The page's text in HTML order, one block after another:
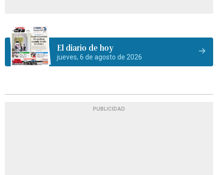
El diario de hoy
jueves, 6 de agosto de 2026
PUBLICIDAD